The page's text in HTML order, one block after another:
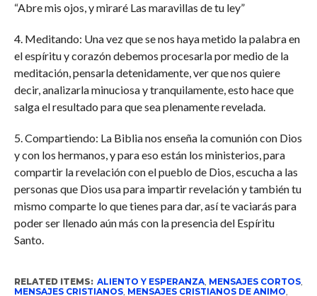
“Abre mis ojos, y miraré Las maravillas de tu ley”
4. Meditando: Una vez que se nos haya metido la palabra en
el espíritu y corazón debemos procesarla por medio de la
meditación, pensarla detenidamente, ver que nos quiere
decir, analizarla minuciosa y tranquilamente, esto hace que
salga el resultado para que sea plenamente revelada.
5. Compartiendo: La Biblia nos enseña la comunión con Dios
y con los hermanos, y para eso están los ministerios, para
compartir la revelación con el pueblo de Dios, escucha a las
personas que Dios usa para impartir revelación y también tu
mismo comparte lo que tienes para dar, así te vaciarás para
poder ser llenado aún más con la presencia del Espíritu
Santo.
RELATED ITEMS: ALIENTO Y ESPERANZA, MENSAJES CORTOS,
MENSAJES CRISTIANOS, MENSAJES CRISTIANOS DE ANIMO,